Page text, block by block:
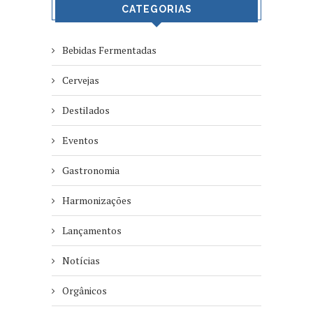
CATEGORIAS
Bebidas Fermentadas
Cervejas
Destilados
Eventos
Gastronomia
Harmonizações
Lançamentos
Notícias
Orgânicos